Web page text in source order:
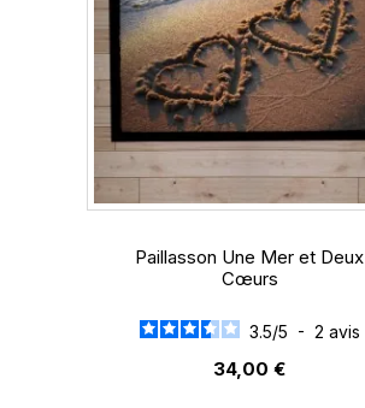
Paillasson Une Mer et Deux
Cœurs
3.5/5 - 2 avis
34,00 €